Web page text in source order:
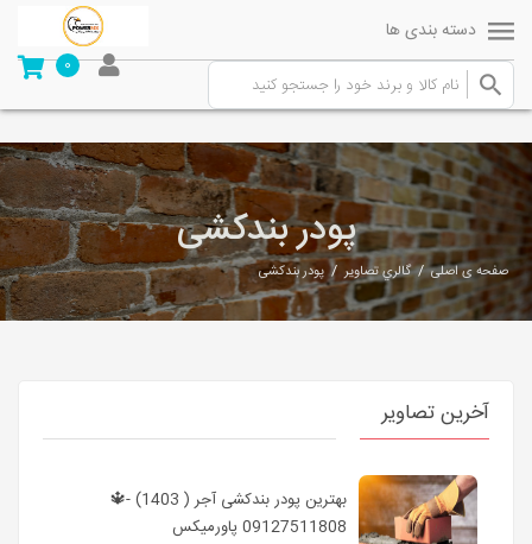
دسته بندی ها
0
پودر بندکشی
صفحه ی اصلی/گالري تصاوير/پودر بندکشی
آخرین تصاویر
بهترین پودر بندکشی آجر ( 1403) -🔱
09127511808 پاورمیکس